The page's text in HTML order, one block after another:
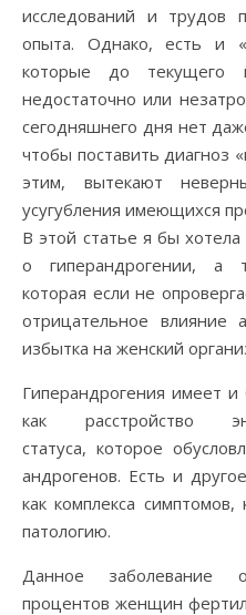
исследований и трудов
опыта. Однако, есть и
которые до текущего
недостаточно или
сегодняшнего дня нет
чтобы поставить диагноз
этим, вытекают
усугубления имеющихся
В этой статье я бы
о гиперандрогении, а
которая если не
отрицательное
избытка на женский
Гиперандрогения имеет
как расстройство
статуса, которое
андрогенов. Есть и
как комплекса
патологию.
Данное заболевание
процентов женщин